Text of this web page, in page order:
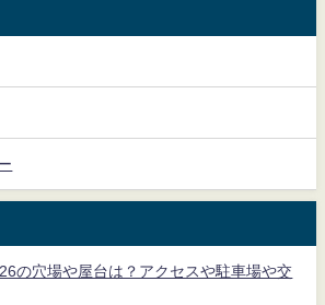
の穴場や屋台は？アクセスや駐車場や交